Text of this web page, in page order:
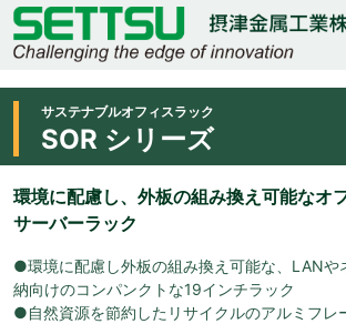
サステナブルオフィスラック
SOR シリーズ
環境に配慮し、外板の組み換え可能なオ
サーバーラック
●環境に配慮し外板の組み換え可能な、LANや
納向けのコンパンクトな19インチラック
●自然資源を節約したリサイクルのアルミフレ